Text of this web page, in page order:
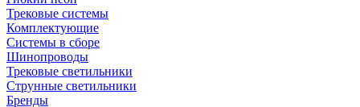
Трековые системы
Комплектующие
Системы в сборе
Шинопроводы
Трековые светильники
Струнные светильники
Бренды